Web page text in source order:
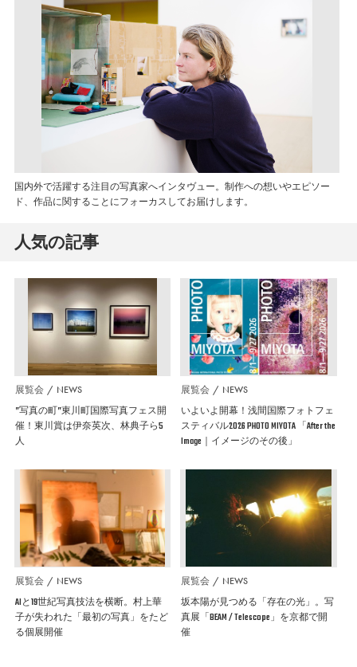
国内外で活躍する注目の写真家へインタヴュー。制作への想いやエピソー
ド、作品に関することにフォーカスしてお届けします。
人気の記事
展覧会 NEWS
”写真の町”東川町国際写真フェス開
催！東川賞は伊奈英次、林典子ら5
人
展覧会 NEWS
いよいよ開幕！浅間国際フォトフェ
スティバル2026 PHOTO MIYOTA 「After the
Image｜イメージのその後」
展覧会 NEWS
AIと19世紀写真技法を横断。村上華
子が失われた「最初の写真」をたど
る個展開催
展覧会 NEWS
坂本陽が見つめる「存在の光」。写
真展「BEAM / Telescope」を京都で開
催